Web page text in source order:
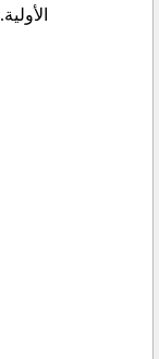
الأولية.